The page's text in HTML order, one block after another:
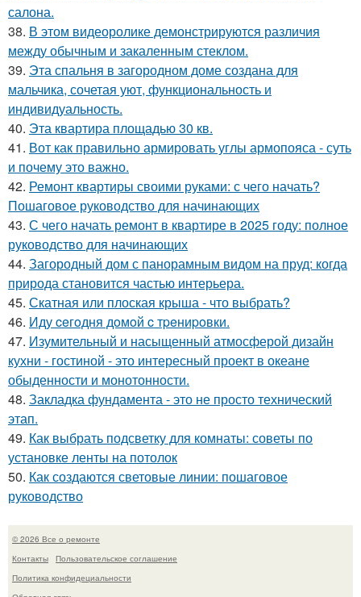
салона.
38. В этом видеоролике демонстрируются различия
между обычным и закаленным стеклом.
39. Эта спальня в загородном доме создана для
мальчика, сочетая уют, функциональность и
индивидуальность.
40. Эта квартира площадью 30 кв.
41. Вот как правильно армировать углы армопояса - суть
и почему это важно.
42. Ремонт квартиры своими руками: с чего начать?
Пошаговое руководство для начинающих
43. С чего начать ремонт в квартире в 2025 году: полное
руководство для начинающих
44. Загородный дом с панорамным видом на пруд: когда
природа становится частью интерьера.
45. Скатная или плоская крыша - что выбрать?
46. Иду ceгoдня дoмoй c тpeниpoвки.
47. Изумительный и насыщенный атмосферой дизайн
кухни - гостиной - это интересный проект в океане
обыденности и монотонности.
48. Закладка фундамента - это не просто технический
этап.
49. Как выбрать подсветку для комнаты: советы по
установке ленты на потолок
50. Как создаются световые линии: пошаговое
руководство
© 2026 Все о ремонте
Контакты
Пользовательское соглашение
Политика конфидециальности